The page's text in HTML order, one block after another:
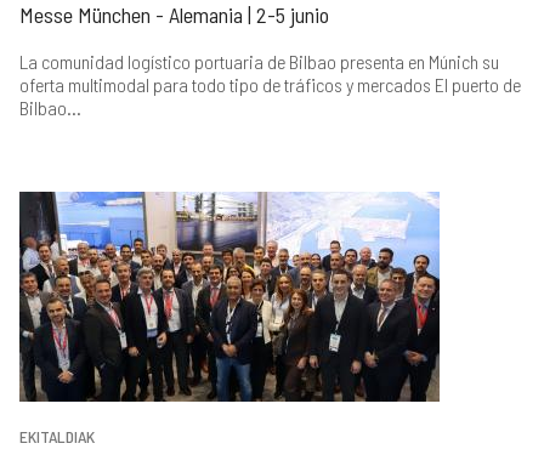
Messe München - Alemania | 2-5 junio
La comunidad logístico portuaria de Bilbao presenta en Múnich su
oferta multimodal para todo tipo de tráficos y mercados El puerto de
Bilbao...
EKITALDIAK